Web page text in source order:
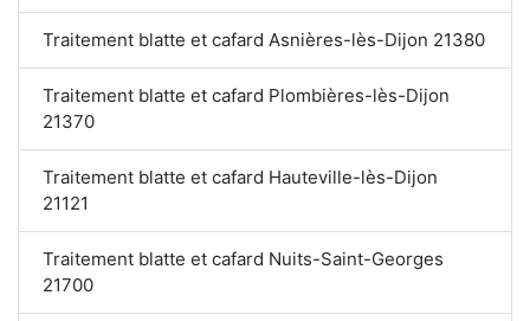
Traitement blatte et cafard Asnières-lès-Dijon 21380
Traitement blatte et cafard Plombières-lès-Dijon
21370
Traitement blatte et cafard Hauteville-lès-Dijon
21121
Traitement blatte et cafard Nuits-Saint-Georges
21700